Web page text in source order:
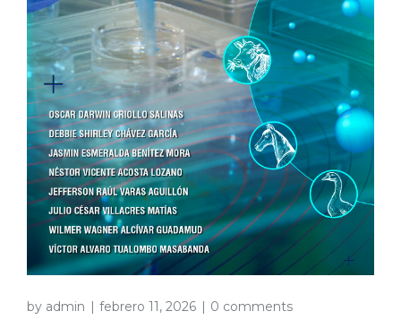
by admin febrero 11, 2026 0 comments